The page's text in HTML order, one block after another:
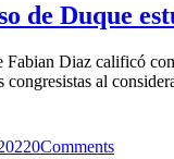
de Duque
Diaz calificó
congresistas al
0Comments